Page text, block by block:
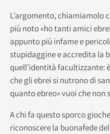
L’argomento, chiamiamolo
più noto «ho tanti amici
appunto più infame e
stupidaggine e accredita la
quell’identità facultizzante:
che gli ebrei si nutrono di
quanto ebreo» vuoi che non
A chi fa questo sporco
riconoscere la buonafede